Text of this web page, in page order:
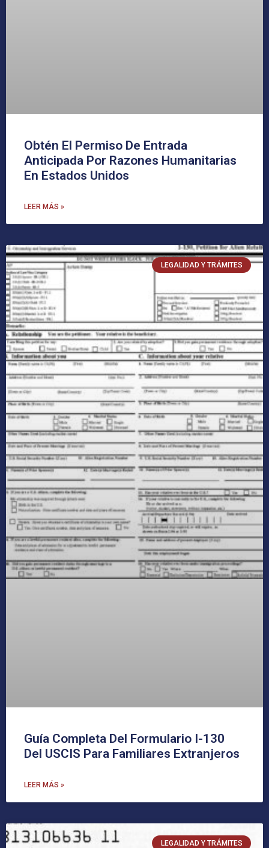
Obtén El Permiso De Entrada
Anticipada Por Razones Humanitarias
En Estados Unidos
LEER MÁS »
LEGALIDAD Y TRÁMITES
Guía Completa Del Formulario I-130
Del USCIS Para Familiares Extranjeros
LEER MÁS »
LEGALIDAD Y TRÁMITES